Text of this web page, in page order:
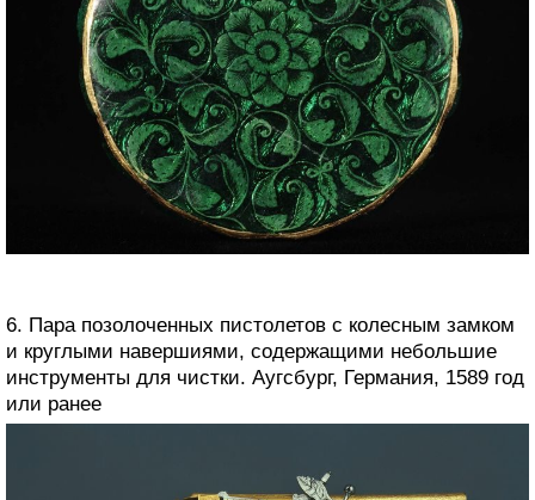
6. Пара позолоченных пистолетов с колесным замком
и круглыми навершиями, содержащими небольшие
инструменты для чистки. Аугсбург, Германия, 1589 год
или ранее